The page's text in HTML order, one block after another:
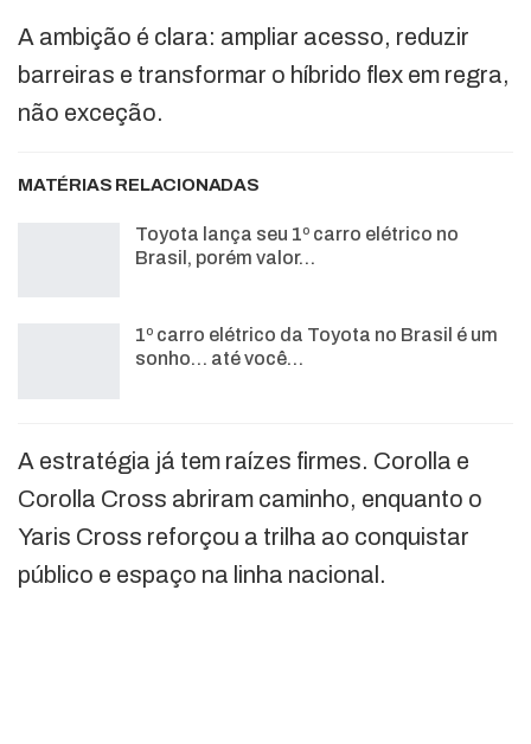
A ambição é clara: ampliar acesso, reduzir
barreiras e transformar o híbrido flex em regra,
não exceção.
MATÉRIAS RELACIONADAS
Toyota lança seu 1º carro elétrico no
Brasil, porém valor…
1º carro elétrico da Toyota no Brasil é um
sonho… até você…
A estratégia já tem raízes firmes. Corolla e
Corolla Cross abriram caminho, enquanto o
Yaris Cross reforçou a trilha ao conquistar
público e espaço na linha nacional.